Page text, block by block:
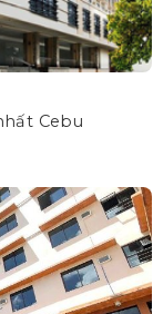
Cebu